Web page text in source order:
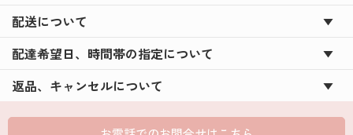
配送について
配達希望日、時間帯の指定について
返品、キャンセルについて